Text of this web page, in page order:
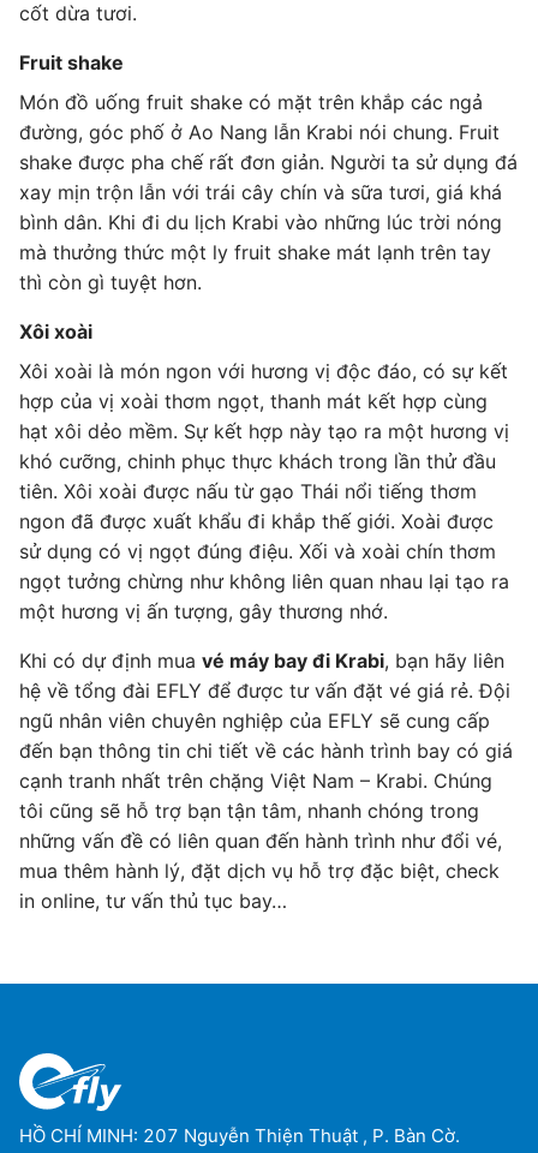
cốt dừa tươi.
Fruit shake
Món đồ uống fruit shake có mặt trên khắp các ngả
đường, góc phố ở Ao Nang lẫn Krabi nói chung. Fruit
shake được pha chế rất đơn giản. Người ta sử dụng đá
xay mịn trộn lẫn với trái cây chín và sữa tươi, giá khá
bình dân. Khi đi du lịch Krabi vào những lúc trời nóng
mà thưởng thức một ly fruit shake mát lạnh trên tay
thì còn gì tuyệt hơn.
Xôi xoài
Xôi xoài là món ngon với hương vị độc đáo, có sự kết
hợp của vị xoài thơm ngọt, thanh mát kết hợp cùng
hạt xôi dẻo mềm. Sự kết hợp này tạo ra một hương vị
khó cưỡng, chinh phục thực khách trong lần thử đầu
tiên. Xôi xoài được nấu từ gạo Thái nổi tiếng thơm
ngon đã được xuất khẩu đi khắp thế giới. Xoài được
sử dụng có vị ngọt đúng điệu. Xối và xoài chín thơm
ngọt tưởng chừng như không liên quan nhau lại tạo ra
một hương vị ấn tượng, gây thương nhớ.
Khi có dự định mua vé máy bay đi Krabi, bạn hãy liên
hệ về tổng đài EFLY để được tư vấn đặt vé giá rẻ. Đội
ngũ nhân viên chuyên nghiệp của EFLY sẽ cung cấp
đến bạn thông tin chi tiết về các hành trình bay có giá
cạnh tranh nhất trên chặng Việt Nam – Krabi. Chúng
tôi cũng sẽ hỗ trợ bạn tận tâm, nhanh chóng trong
những vấn đề có liên quan đến hành trình như đổi vé,
mua thêm hành lý, đặt dịch vụ hỗ trợ đặc biệt, check
in online, tư vấn thủ tục bay…
HỒ CHÍ MINH: 207 Nguyễn Thiện Thuật , P. Bàn Cờ.